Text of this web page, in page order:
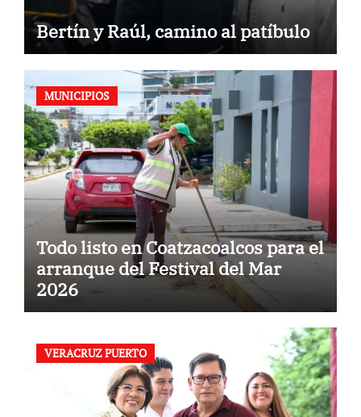
Bertín y Raúl, camino al patíbulo
MUNICIPIOS
Todo listo en Coatzacoalcos para el
arranque del Festival del Mar
2026
VERACRUZ PUERTO